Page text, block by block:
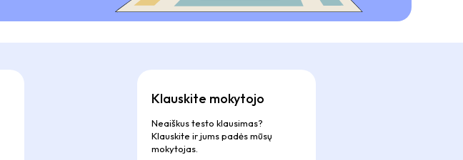
Klauskite mokytojo
Neaiškus testo klausimas?
Klauskite ir jums padės mūsų
mokytojas.